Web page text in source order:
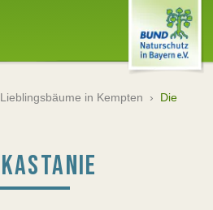
Lieblingsbäume in Kempten › Die